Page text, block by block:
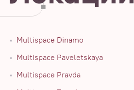
Multispace Dinamo
Multispace Paveletskaya
Multispace Pravda